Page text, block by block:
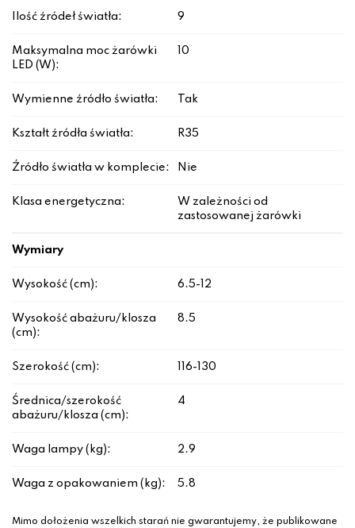
Ilość źródeł światła: 9
Maksymalna moc żarówki
LED (W):
10
Wymienne źródło światła: Tak
Kształt źródła światła: R35
Źródło światła w komplecie: Nie
Klasa energetyczna:
W zależności od
zastosowanej żarówki
Wymiary
Wysokość (cm): 6.5-12
Wysokość abażuru/klosza
(cm):
8.5
Szerokość (cm): 116-130
Średnica/szerokość
abażuru/klosza (cm):
4
Waga lampy (kg): 2.9
Waga z opakowaniem (kg): 5.8
Mimo dołożenia wszelkich starań nie gwarantujemy, że publikowane